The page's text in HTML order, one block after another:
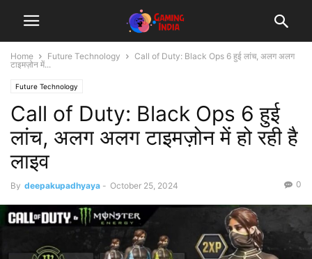
Home Future Technology
Call of Duty: Black Ops 6 हुई लांच, अलग अलग
टाइमज़ोन में...
Future Technology
Call of Duty: Black Ops 6 हुई
लांच, अलग अलग टाइमज़ोन में हो रही है
लाइव
By deepakupadhyaya - October 25, 2024 0